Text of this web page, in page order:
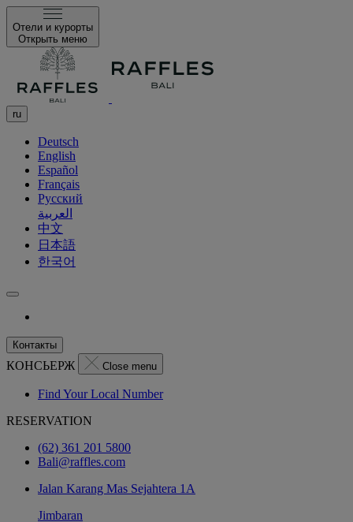
Отели и курорты
Открыть меню
ru
Deutsch
English
Español
Français
Русский
العربية
中文
日本語
한국어
Контакты
КОНСЬЕРЖ Close menu
Find Your Local Number
RESERVATION
(62) 361 201 5800
Bali@raffles.com
Jalan Karang Mas Sejahtera 1A
Jimbaran